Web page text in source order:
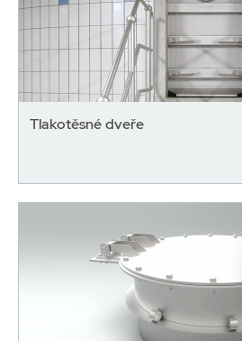
Tlakotěsné dveře